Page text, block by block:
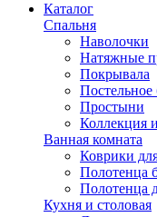
Каталог
Спальня
Наволочки
Натяжные
Покрывала
Постельное
Простыни
Коллекция
Ванная комната
Коврики
Полотенца
Полотенца
Кухня и столовая